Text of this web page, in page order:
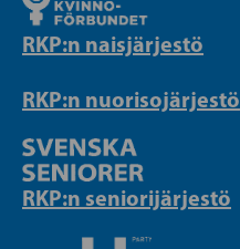
RKP:n naisjärjestö
RKP:n nuorisojärjestö
RKP:n seniorijärjestö